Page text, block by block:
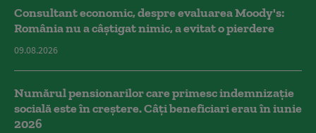
Consultant economic, despre evaluarea Moody's:
România nu a câştigat nimic, a evitat o pierdere
09.08.2026
Numărul pensionarilor care primesc indemnizaţie
socială este în creștere. Câți beneficiari erau în iunie
2026